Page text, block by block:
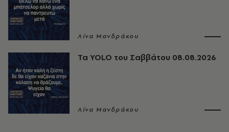
Λίνα Μανδράκου
Τα YOLO του Σαββάτου 08.08.2026
Λίνα Μανδράκου